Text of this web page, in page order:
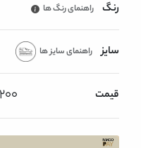
رنگ راهنمای رنگ ها
سایز راهنمای سایز ها
قیمت